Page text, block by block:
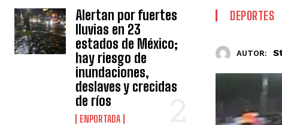
Alertan por fuertes
lluvias en 23
estados de México;
hay riesgo de
inundaciones,
deslaves y crecidas
de ríos
ENPORTADA
DEPORTES
AUTOR: